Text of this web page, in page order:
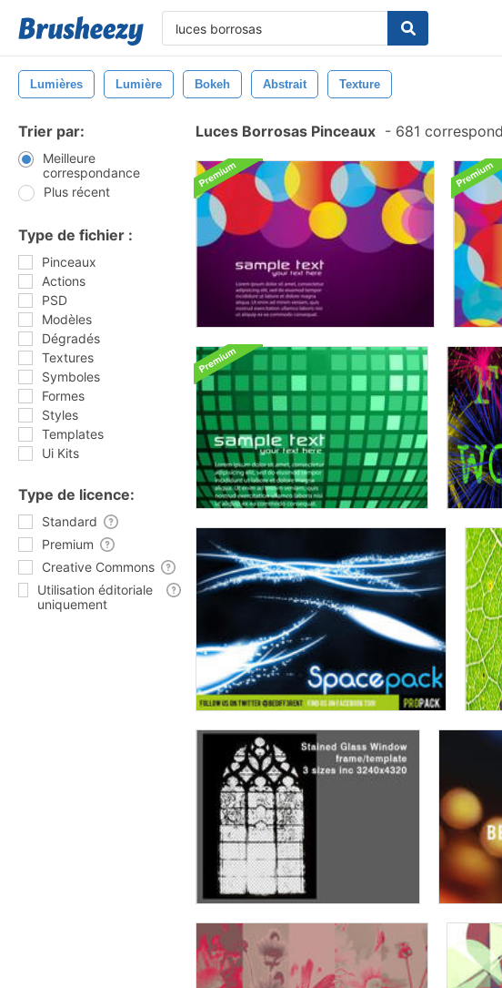
Lumières Lumière Bokeh Abstrait Texture
Trier par:
Meilleure
correspondance
Plus récent
Type de fichier :
Pinceaux
Actions
PSD
Modèles
Dégradés
Textures
Symboles
Formes
Styles
Templates
Ui Kits
Type de licence:
Standard
Premium
Creative Commons
Utilisation éditoriale
uniquement
Luces Borrosas Pinceaux - 681